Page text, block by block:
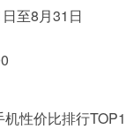
至8月31日